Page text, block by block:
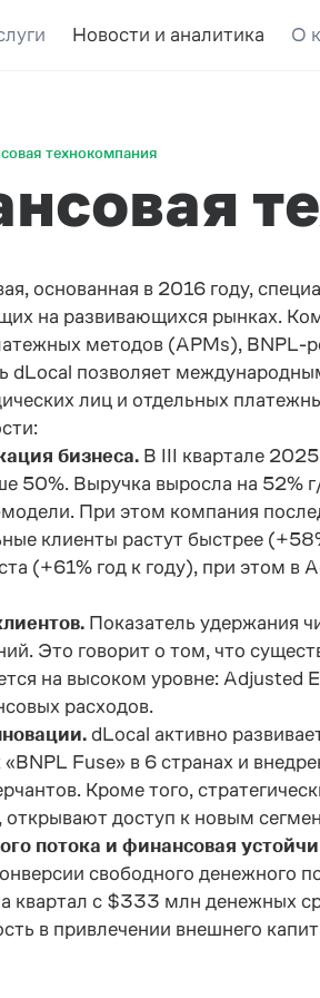
Новости и аналитика О
технокомпания
основанная в 2016 году,
на развивающихся рынках.
методов (APMs),
позволяет
лиц и отдельных
бизнеса. В III квартале
50%. Выручка выросла на
При этом компания
клиенты растут быстрее
(+61% год к году), при этом
Показатель удержания
Это говорит о том, что
на высоком уровне:
расходов.
dLocal активно
«BNPL Fuse» в 6 странах и
Кроме того,
открывают доступ к новым
потока и финансовая
свободного
с $333 млн денежных
в привлечении внешнего